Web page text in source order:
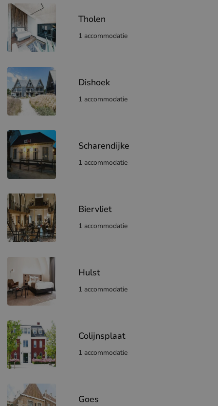
Tholen
1 accommodatie
Dishoek
1 accommodatie
Scharendijke
1 accommodatie
Biervliet
1 accommodatie
Hulst
1 accommodatie
Colijnsplaat
1 accommodatie
Goes